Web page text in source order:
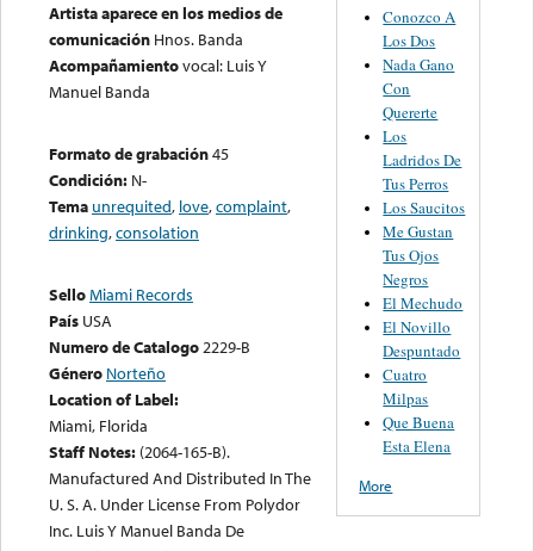
Artista aparece en los medios de
comunicación Hnos. Banda
Acompañamientovocal: Luis Y
Manuel Banda
Formato de grabación45
Condición: N-
Tema unrequited, love,complaint,
drinking,consolation
SelloMiami Records
País USA
Numero de Catalogo2229-B
Género Norteño
Location of Label:
Miami, Florida
Staff Notes: (2064-165-B).
Manufactured And Distributed In The
U. S. A. Under License From Polydor
Inc. Luis Y Manuel Banda De
Conozco A
Los Dos
Nada Gano
Con
Quererte
Los
Ladridos De
Tus Perros
Los Saucitos
Me Gustan
Tus Ojos
Negros
El Mechudo
El Novillo
Despuntado
Cuatro
Milpas
Que Buena
Esta Elena
More